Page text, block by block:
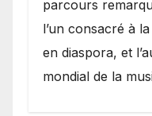
parcours
l’un consacré à
en diaspora, et
mondial de la